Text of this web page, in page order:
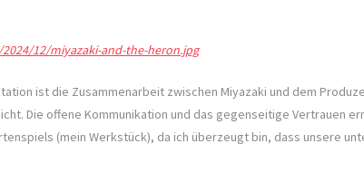
12/miyazaki-and-the-heron.jpg
ist die Zusammenarbeit zwischen Miyazaki und dem
Die offene Kommunikation und das gegenseitige Vertrauen
(mein Werkstück), da ich überzeugt bin, dass unsere